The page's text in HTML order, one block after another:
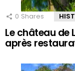
0 Shares
Le château de
après